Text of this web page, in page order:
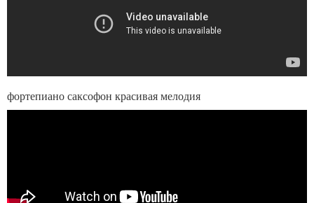
фортепиано саксофон красивая мелодия